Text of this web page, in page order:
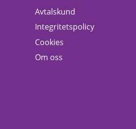
Avtalskund
Integritetspolicy
Cookies
Om oss